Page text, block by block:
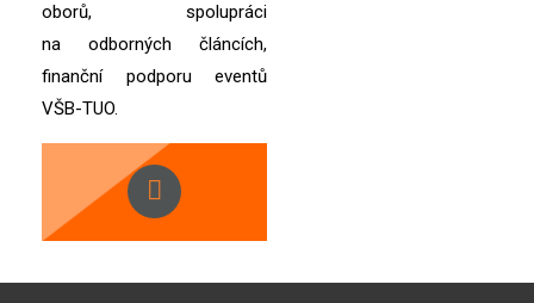
oborů, spolupráci
na odborných článcích,
finanční podporu eventů
VŠB-TUO.